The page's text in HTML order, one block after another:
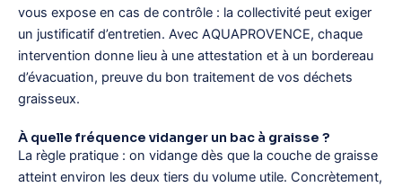
vous expose en cas de contrôle : la collectivité peut exiger
un justificatif d’entretien. Avec AQUAPROVENCE, chaque
intervention donne lieu à une attestation et à un bordereau
d’évacuation, preuve du bon traitement de vos déchets
graisseux.
À quelle fréquence vidanger un bac à graisse ?
La règle pratique : on vidange dès que la couche de graisse
atteint environ les deux tiers du volume utile. Concrètement,